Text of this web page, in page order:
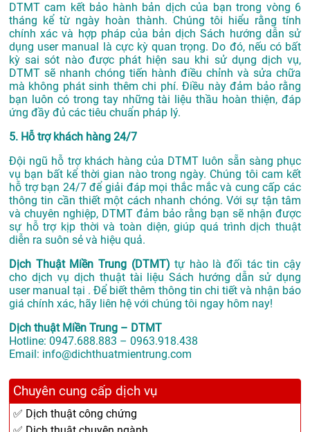
DTMT cam kết bảo hành bản dịch của bạn trong vòng 6
tháng kể từ ngày hoàn thành. Chúng tôi hiểu rằng tính
chính xác và hợp pháp của bản dịch Sách hướng dẫn sử
dụng user manual là cực kỳ quan trọng. Do đó, nếu có bất
kỳ sai sót nào được phát hiện sau khi sử dụng dịch vụ,
DTMT sẽ nhanh chóng tiến hành điều chỉnh và sửa chữa
mà không phát sinh thêm chi phí. Điều này đảm bảo rằng
bạn luôn có trong tay những tài liệu thầu hoàn thiện, đáp
ứng đầy đủ các tiêu chuẩn pháp lý.
5. Hỗ trợ khách hàng 24/7
Đội ngũ hỗ trợ khách hàng của DTMT luôn sẵn sàng phục
vụ bạn bất kể thời gian nào trong ngày. Chúng tôi cam kết
hỗ trợ bạn 24/7 để giải đáp mọi thắc mắc và cung cấp các
thông tin cần thiết một cách nhanh chóng. Với sự tận tâm
và chuyên nghiệp, DTMT đảm bảo rằng bạn sẽ nhận được
sự hỗ trợ kịp thời và toàn diện, giúp quá trình dịch thuật
diễn ra suôn sẻ và hiệu quả.
Dịch Thuật Miền Trung (DTMT) tự hào là đối tác tin cậy
cho dịch vụ dịch thuật tài liệu Sách hướng dẫn sử dụng
user manual tại . Để biết thêm thông tin chi tiết và nhận báo
giá chính xác, hãy liên hệ với chúng tôi ngay hôm nay!
Dịch thuật Miền Trung – DTMT
Hotline: 0947.688.883 – 0963.918.438
Email: info@dichthuatmientrung.com
Chuyên cung cấp dịch vụ
✅ Dịch thuật công chứng